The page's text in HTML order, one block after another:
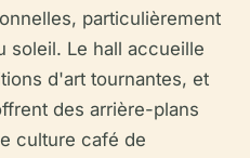
particulièrement
soleil. Le hall accueille
d'art tournantes, et
des arrière-plans
culture café de